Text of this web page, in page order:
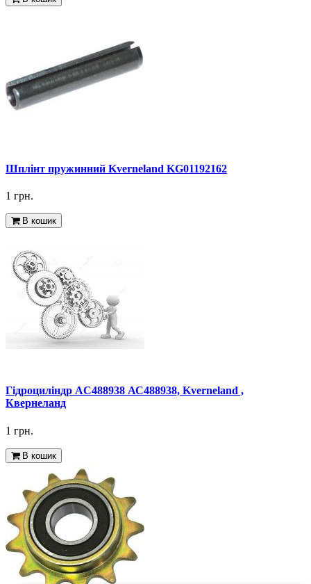
Шплінт пружинний Kverneland KG01192162
1 грн.
В кошик
Гідроциліндр AC488938 АС488938, Kverneland ,
Квернеланд
1 грн.
В кошик